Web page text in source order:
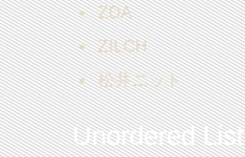
ZDA
ZILCH
松井ニット
Unordered List